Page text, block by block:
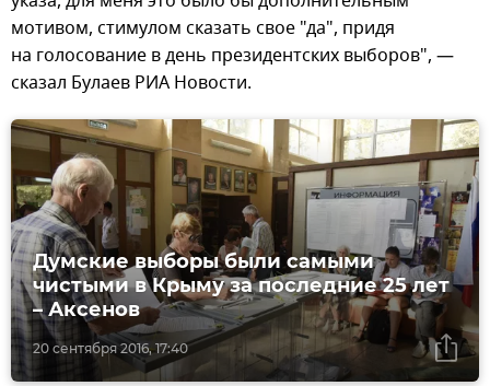
мотивом, стимулом сказать свое "да", придя
на голосование в день президентских выборов", —
сказал Булаев РИА Новости.
20 сентября 2016, 17:40
Думские выборы были самыми
чистыми в Крыму за последние 25 лет
– Аксенов